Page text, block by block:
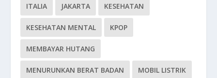
ITALIA JAKARTA KESEHATAN
KESEHATAN MENTAL KPOP
MEMBAYAR HUTANG
MENURUNKAN BERAT BADAN MOBIL LISTRIK